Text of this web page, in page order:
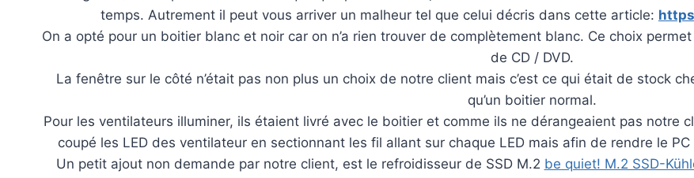
temps. Autrement il peut vous arriver un malheur tel que celui décris dans cette article:
On a opté pour un boitier blanc et noir car on n’a rien trouver de complètement blanc. Ce choix
de CD / DVD.
La fenêtre sur le côté n’était pas non plus un choix de notre client mais c’est ce qui était de stock
qu’un boitier normal.
Pour les ventilateurs illuminer, ils étaient livré avec le boitier et comme ils ne dérangeaient pas notre
coupé les LED des ventilateur en sectionnant les fil allant sur chaque LED mais afin de rendre le
Un petit ajout non demande par notre client, est le refroidisseur de SSD M.2 be quiet! M.2 SSD-